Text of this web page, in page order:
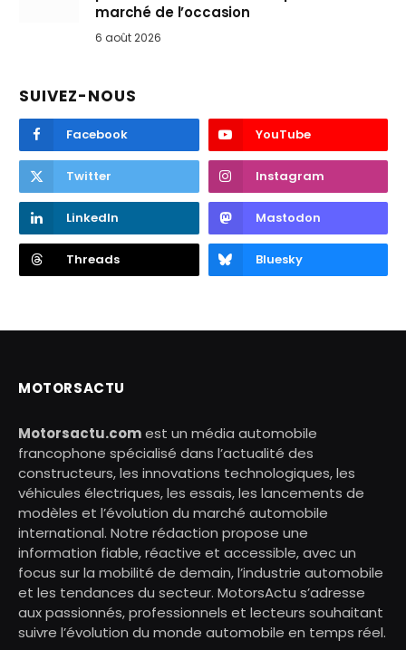
marché de l’occasion
6 août 2026
SUIVEZ-NOUS
Facebook YouTube
Twitter Instagram
LinkedIn Mastodon
Threads Bluesky
MOTORSACTU
Motorsactu.comest un média automobile
francophone spécialisé dans l’actualité des
constructeurs, les innovations technologiques, les
véhicules électriques, les essais, les lancements de
modèles et l’évolution du marché automobile
international. Notre rédaction propose une
information fiable, réactive et accessible, avec un
focus sur la mobilité de demain, l’industrie automobile
et les tendances du secteur. MotorsActu s’adresse
aux passionnés, professionnels et lecteurs souhaitant
suivre l’évolution du monde automobile en temps réel.